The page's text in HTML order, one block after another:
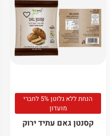
הנחת ללא גלוטן 5% לחברי
מועדון
קסנטן גאם עתיד ירוק